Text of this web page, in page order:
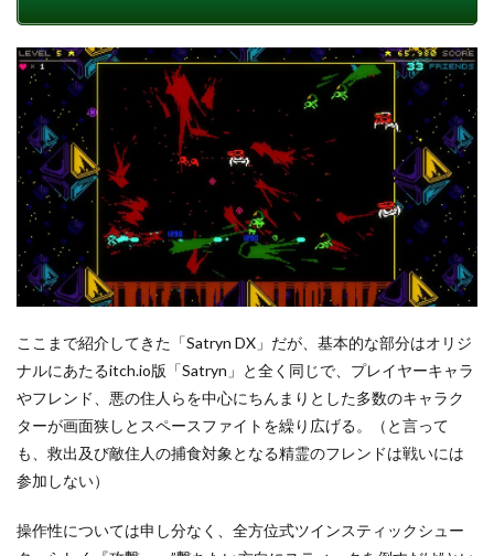
ここまで紹介してきた「Satryn DX」だが、基本的な部分はオリジ
ナルにあたるitch.io版「Satryn」と全く同じで、プレイヤーキャラ
やフレンド、悪の住人らを中心にちんまりとした多数のキャラク
ターが画面狭しとスペースファイトを繰り広げる。（と言って
も、救出及び敵住人の捕食対象となる精霊のフレンドは戦いには
参加しない）
操作性については申し分なく、全方位式ツインスティックシュー